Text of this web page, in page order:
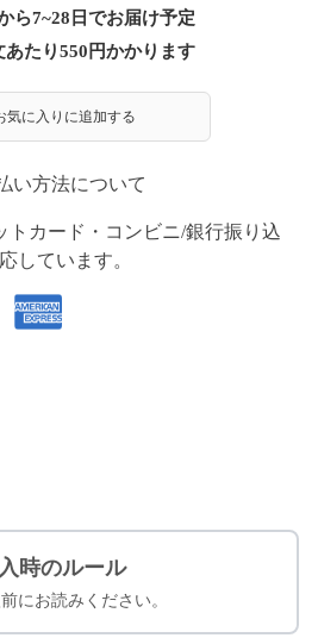
ら7~28日でお届け予定
たり550 円かかります
気に入りに追加する
い方法について
トカード・コンビニ/銀行振り込
しています。
時のルール
にお読みください。